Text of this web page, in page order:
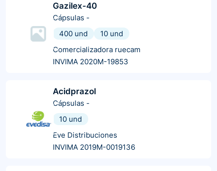
Gazilex-40
Cápsulas -
400 und
10 und
Comercializadora ruecam
INVIMA 2020M-19853
Acidprazol
Cápsulas -
10 und
Eve Distribuciones
INVIMA 2019M-0019136